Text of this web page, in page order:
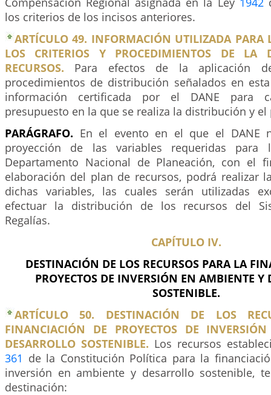
los criterios de los incisos anteriores.
ARTÍCULO 49. INFORMACIÓN UTILIZADA PARA
LOS CRITERIOS Y PROCEDIMIENTOS DE LA
RECURSOS. Para efectos de la aplicación
procedimientos de distribución señalados en
información certificada por el DANE para
presupuesto en la que se realiza la distribución y
PARÁGRAFO. En el evento en el que el DANE
proyección de las variables requeridas para
Departamento Nacional de Planeación, con el
elaboración del plan de recursos, podrá realizar
dichas variables, las cuales serán utilizadas
efectuar la distribución de los recursos del
Regalías.
CAPÍTULO IV.
DESTINACIÓN DE LOS RECURSOS PARA LA
PROYECTOS DE INVERSIÓN EN AMBIENTE Y
SOSTENIBLE.
ARTÍCULO 50. DESTINACIÓN DE LOS
FINANCIACIÓN DE PROYECTOS DE
DESARROLLO SOSTENIBLE. Los recursos
361 de la Constitución Política para la
inversión en ambiente y desarrollo sostenible,
destinación: